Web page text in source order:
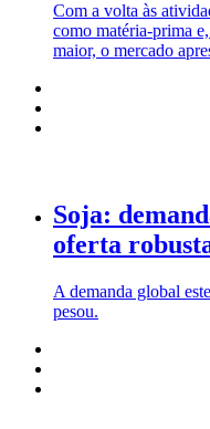
Com a volta às
como matéria-prima
maior, o mercado
Soja:
oferta
A demanda global
pesou.